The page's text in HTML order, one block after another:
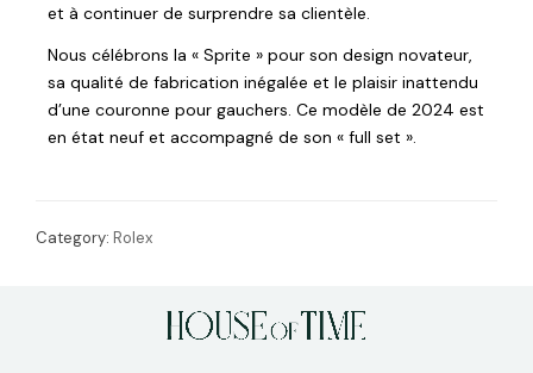
et à continuer de surprendre sa clientèle.
Nous célébrons la « Sprite » pour son design novateur,
sa qualité de fabrication inégalée et le plaisir inattendu
d’une couronne pour gauchers. Ce modèle de 2024 est
en état neuf et accompagné de son « full set ».
Category: Rolex